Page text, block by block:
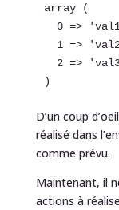
array (
0 =>
1 =>
2 =>
)
D’un coup
réalisé dans
comme prévu.
Maintenant, il
actions à